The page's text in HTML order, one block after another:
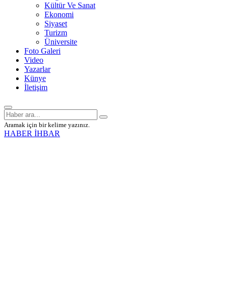
Kültür Ve Sanat
Ekonomi
Siyaset
Turizm
Üniversite
Foto Galeri
Video
Yazarlar
Künye
İletişim
Aramak için bir kelime yazınız.
HABER İHBAR